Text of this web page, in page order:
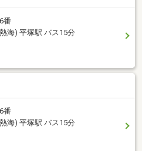
番
海) 平塚駅 バス15分
番
海) 平塚駅 バス15分